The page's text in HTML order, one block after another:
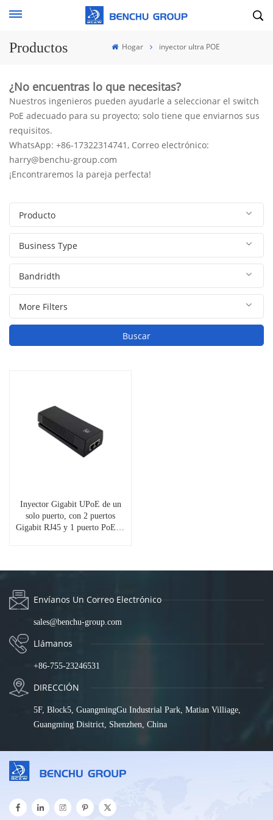
Productos Hogar inyector ultra POE
¿No encuentras lo que necesitas?
Nuestros ingenieros pueden ayudarle a seleccionar el switch
PoE adecuado para su proyecto; solo tiene que enviarnos sus
requisitos.
WhatsApp: +86-17322314741, Correo electrónico:
harry@benchu-group.com
¡Encontraremos la pareja perfecta!
Buscar
Inyector Gigabit UPoE de un
solo puerto, con 2 puertos
Gigabit RJ45 y 1 puerto PoE++
Envíanos Un Correo Electrónico
sales@benchu-group.com
Llámanos
+86-755-23246531
DIRECCIÓN
5F, Block5, GuangmingGu Industrial Park, Matian Villiage,
Guangming Disitrict, Shenzhen, China